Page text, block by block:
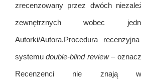
zrecenzowany przez dwóch
zewnętrznych wobec
Autorki/Autora.Procedura
systemudouble-blind review–
Recenzenci nie znają